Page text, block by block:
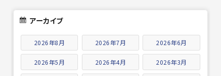
アーカイブ
2026年8月 2026年7月 2026年6月
2026年5月 2026年4月 2026年3月